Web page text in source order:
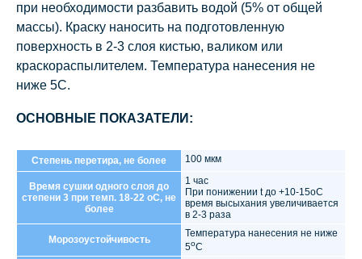
при необходимости разбавить водой (5% от общей
массы). Краску наносить на подготовленную
поверхность в 2-3 слоя кистью, валиком или
краскораспылителем. Температура нанесения не
ниже 5С.
ОСНОВНЫЕ ПОКАЗАТЕЛИ:
Степень перетира, не более 100 мкм
Время сушки одного слоя до
степени 3 при темп. 18-22 оС, не
более
1 час
При понижении t до +10-15oС
время высыхания увеличивается
в 2-3 раза
Морозоустойчивость
Температура нанесения не ниже
5оС